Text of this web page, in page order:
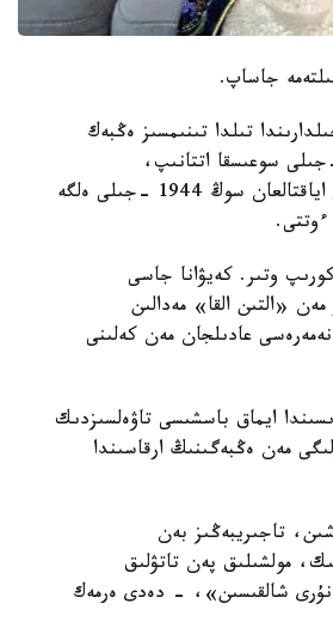
جاساپ.
سوعىس جىلدارىندا تىلدا تىنىمسىز ەڭبەك
سول ءومىردىڭ اۋىرتپالىعى مەن قيىندىقتارىن كورگەن. جۇبايى 1941 -جىلى سوعىسقا اتتانىپ،
ستالينگراد، بۋداپەشت قالالارىندا جاۋعا قارسى ۇرىسقا قاتىستى. كەيىن سوعىس اياقتالعان سوڭ 1944 -جىلى ەلگە
وتىر. كەيۋانا جاسى
«التىن القا» مەدالىن
نەمەرەسى عادىلجان مەن كەلىنى
كەزدەسۋ بارىسىندا ايماق باسشىسى تاۋەلسىزدىك
مەن ەڭبەگىنىڭ ارقاسىندا
تاجىريبەڭىز بەن
مولشىلىق پەن تاتۋلىق
نۇرى شالقىسىن»، - دەدى ەرمەك